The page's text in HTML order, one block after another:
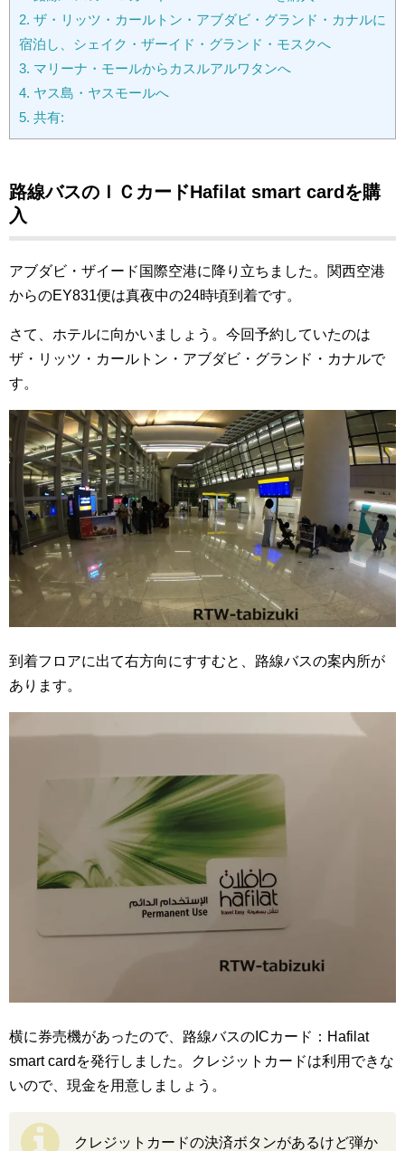
2. ザ・リッツ・カールトン・アブダビ・グランド・カナルに
宿泊し、シェイク・ザーイド・グランド・モスクへ
3. マリーナ・モールからカスルアルワタンへ
4. ヤス島・ヤスモールへ
5. 共有:
路線バスのＩＣカードHafilat smart cardを購
入
アブダビ・ザイード国際空港に降り立ちました。関西空港
からのEY831便は真夜中の24時頃到着です。
さて、ホテルに向かいましょう。今回予約していたのは
ザ・リッツ・カールトン・アブダビ・グランド・カナルで
す。
到着フロアに出て右方向にすすむと、路線バスの案内所が
あります。
横に券売機があったので、路線バスのICカード：Hafilat
smart cardを発行しました。クレジットカードは利用できな
いので、現金を用意しましょう。
クレジットカードの決済ボタンがあるけど弾か